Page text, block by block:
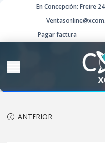
En Concepción: Freire
Pagar factura
ANTERIOR